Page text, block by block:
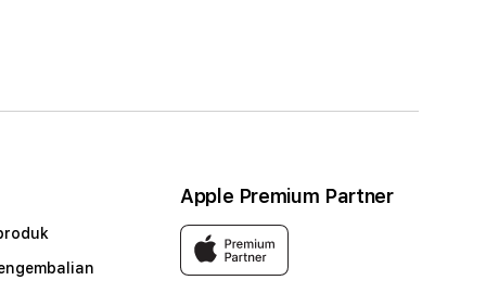
Apple Premium Partner